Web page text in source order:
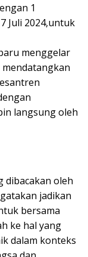
1
Juli 2024,untuk
menggelar
langsung oleh
dibacakan oleh
jadikan
bersama
ke hal yang
dalam konteks